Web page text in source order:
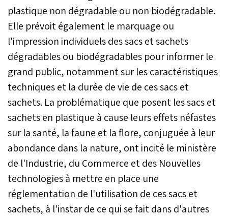
plastique non dégradable ou non biodégradable.
Elle prévoit également le marquage ou
l'impression individuels des sacs et sachets
dégradables ou biodégradables pour informer le
grand public, notamment sur les caractéristiques
techniques et la durée de vie de ces sacs et
sachets. La problématique que posent les sacs et
sachets en plastique à cause leurs effets néfastes
sur la santé, la faune et la flore, conjuguée à leur
abondance dans la nature, ont incité le ministère
de l'Industrie, du Commerce et des Nouvelles
technologies à mettre en place une
réglementation de l'utilisation de ces sacs et
sachets, à l'instar de ce qui se fait dans d'autres